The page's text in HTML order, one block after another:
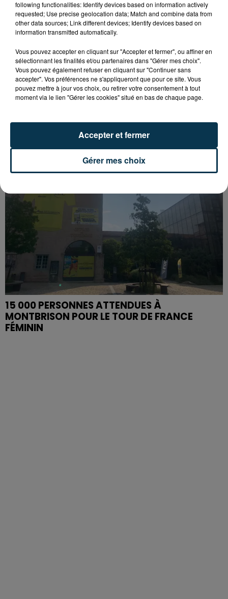
UNE CHUTE DU 8E ÉTAGE
15 000 PERSONNES ATTENDUES À
MONTBRISON POUR LE TOUR DE FRANCE
FÉMININ
following functionalities: Identify devices based on information actively
requested; Use precise geolocation data; Match and combine data from
other data sources; Link different devices; Identify devices based on
information transmitted automatically.
Vous pouvez accepter en cliquant sur "Accepter et fermer", ou affiner en
sélectionnant les finalités et/ou partenaires dans "Gérer mes choix".
Vous pouvez également refuser en cliquant sur "Continuer sans
accepter". Vos préférences ne s'appliqueront que pour ce site. Vous
pouvez mettre à jour vos choix, ou retirer votre consentement à tout
moment via le lien "Gérer les cookies" situé en bas de chaque page.
Gérer mes choix
Accepter et fermer